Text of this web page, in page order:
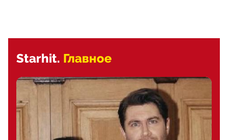
Starhit. Главное